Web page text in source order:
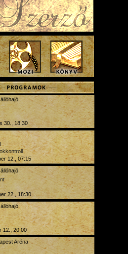
30., 18:30
12., 07:15
22., 18:30
12., 20:00
Aréna